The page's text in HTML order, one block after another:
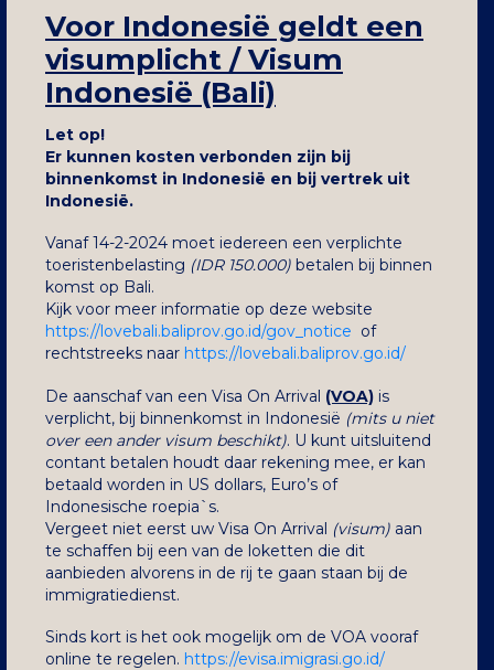
Voor Indonesië geldt een
visumplicht / Visum
Indonesië (Bali)
Let op!
Er kunnen kosten verbonden zijn bij
binnenkomst in Indonesië en bij vertrek uit
Indonesië.
Vanaf 14-2-2024 moet iedereen een verplichte
toeristenbelasting (IDR 150.000) betalen bij binnen
komst op Bali.
Kijk voor meer informatie op deze website
https://lovebali.baliprov.go.id/gov_notice of
rechtstreeks naar https://lovebali.baliprov.go.id/
De aanschaf van een Visa On Arrival (VOA) is
verplicht, bij binnenkomst in Indonesië (mits u niet
over een ander visum beschikt). U kunt uitsluitend
contant betalen houdt daar rekening mee, er kan
betaald worden in US dollars, Euro’s of
Indonesische roepia`s.
Vergeet niet eerst uw Visa On Arrival (visum) aan
te schaffen bij een van de loketten die dit
aanbieden alvorens in de rij te gaan staan bij de
immigratiedienst.
Sinds kort is het ook mogelijk om de VOA vooraf
online te regelen. https://evisa.imigrasi.go.id/